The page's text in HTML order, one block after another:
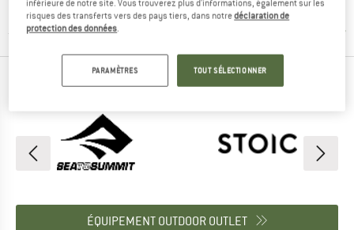
( )
4,0(1)
MARQUES PRINCIPALES
ÉQUIPEMENT OUTDOOR OUTLET
inférieure de notre site. Vous trouverez plus d'informations, également sur les
risques des transferts vers des pays tiers, dans notredéclaration de
protection des données.
PARAMÈTRES TOUT SÉLECTIONNER